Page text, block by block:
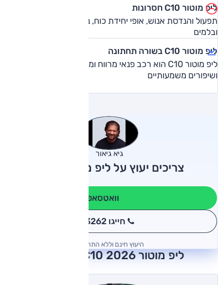
ליפ מוטור C10 חסרונות
תפעול והנדסת אנוש, אופי יחידת כוח, נוחות נסיעה, כיול הגה
ובלמים
ליפ מוטור C10 בשורה תחתונה
ליפ מוטור C10 הוא רכב פנאי מרווח ומאובזר - אבל דורש ליטוש
ושיפורים משמעותיים
גיא גיאור
צריכים יעוץ על ליפ מוטור C10?
וואטסאפ
חייגו 3262
היעוץ חינם וללא התחייבות
ליפ מוטור C10 2026 חוות דעת